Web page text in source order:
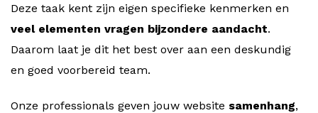
Deze taak kent zijn eigen specifieke kenmerken en
veel elementen vragen bijzondere aandacht.
Daarom laat je dit het best over aan een deskundig
en goed voorbereid team.
Onze professionals geven jouw website samenhang,